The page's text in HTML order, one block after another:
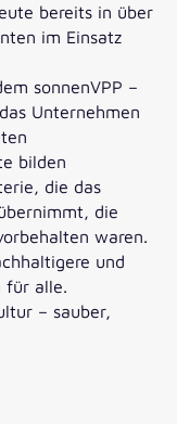
bereits in über
im Einsatz
sonnenVPP –
Unternehmen
bilden
die das
die
waren.
und
für alle.
– sauber,